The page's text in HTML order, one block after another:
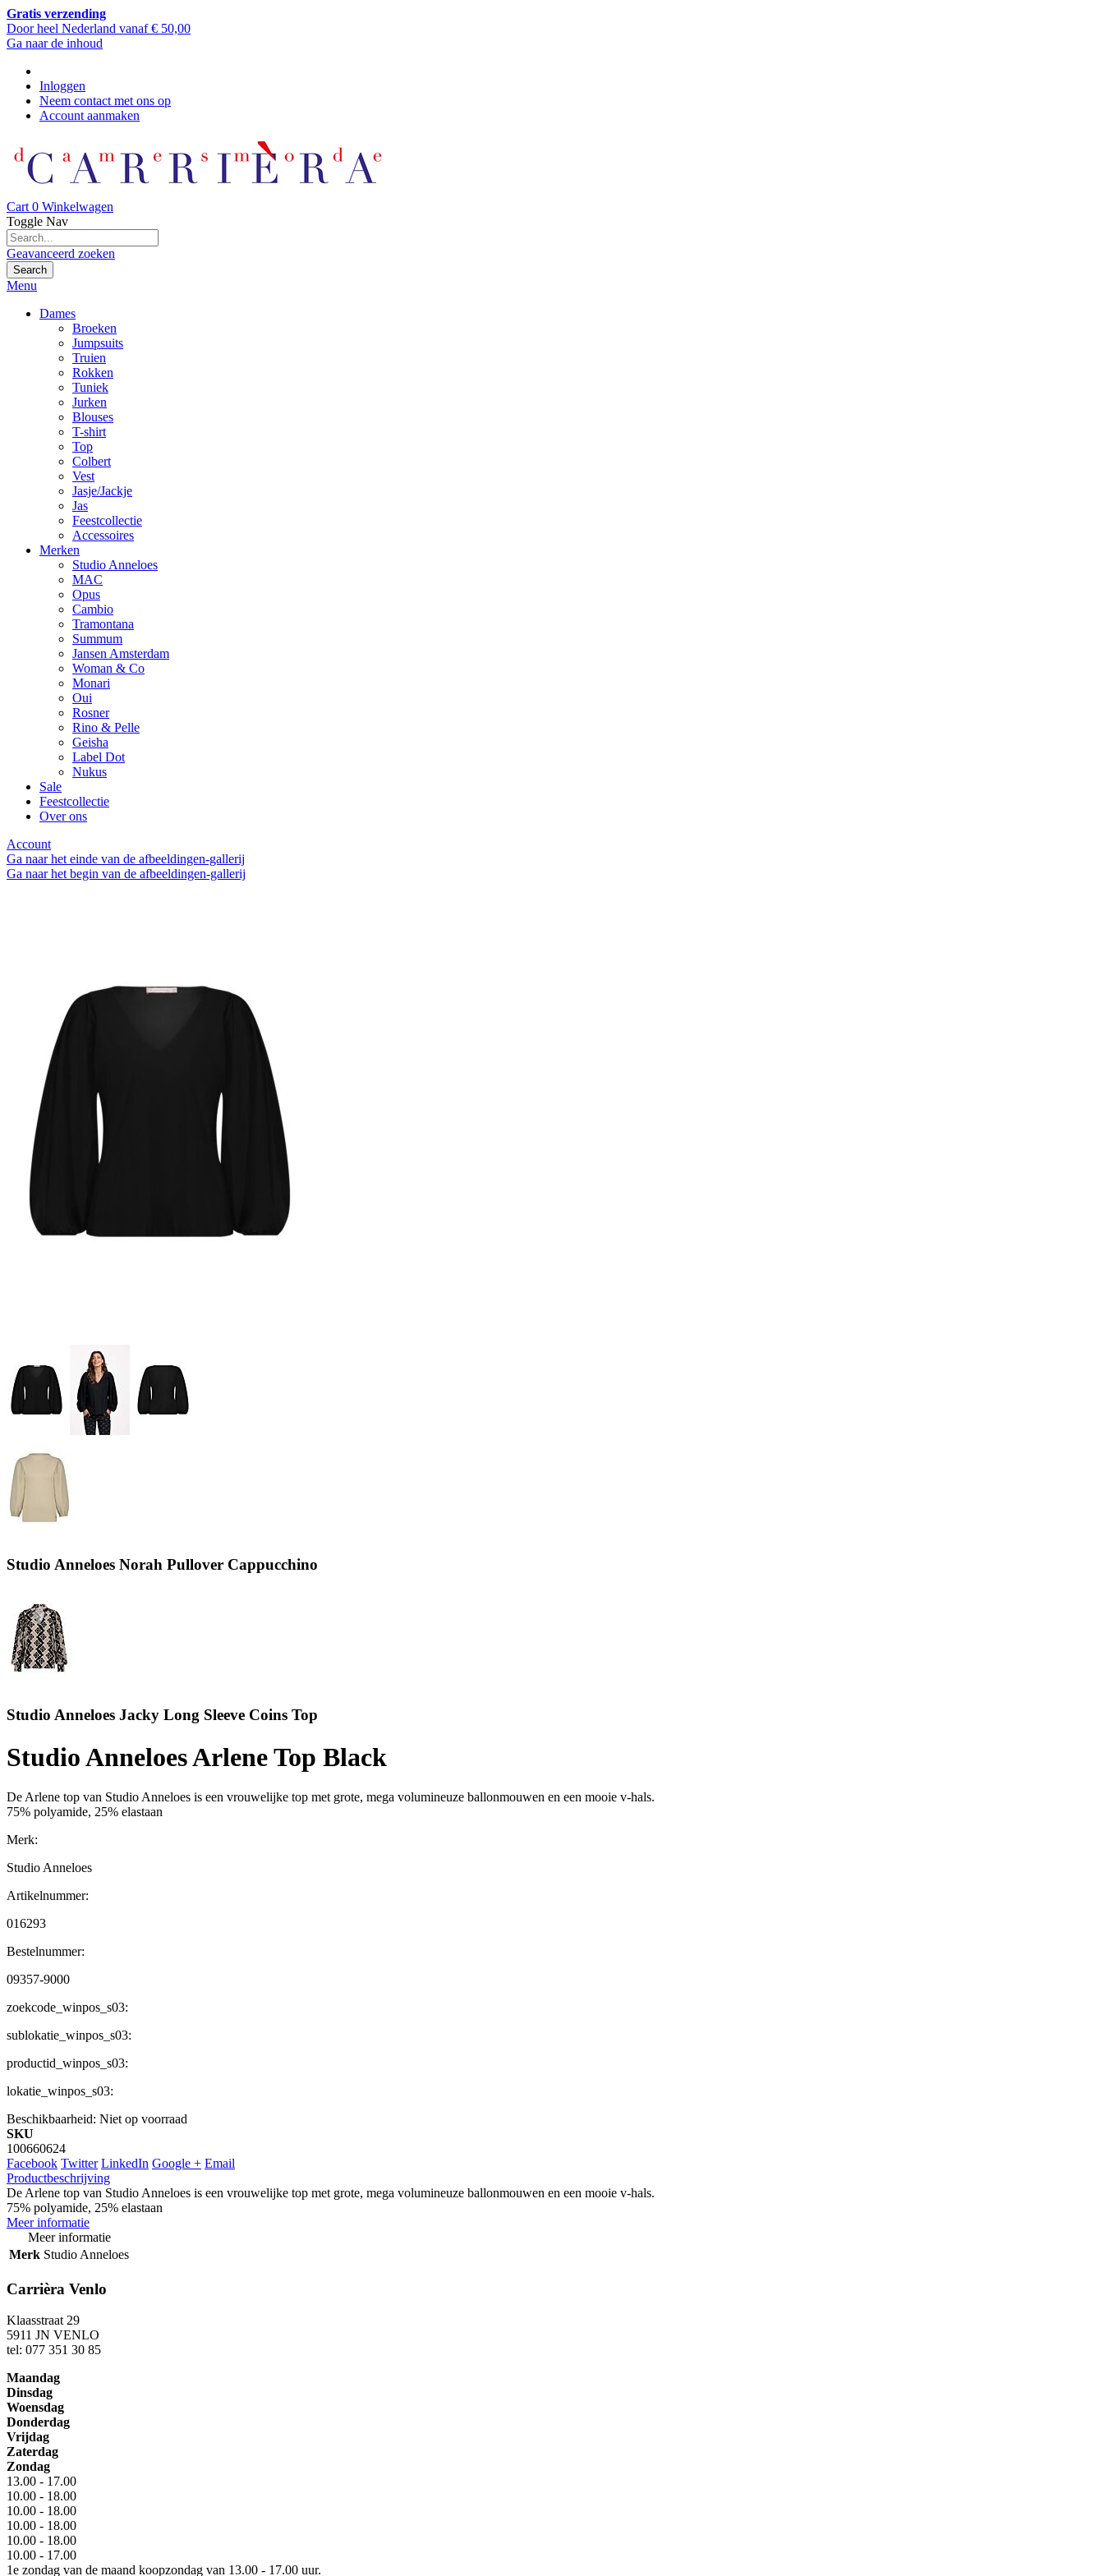
Gratis verzending
Door heel Nederland vanaf € 50,00
Ga naar de inhoud
Inloggen
Neem contact met ons op
Account aanmaken
Cart 0 Winkelwagen
Toggle Nav
Geavanceerd zoeken
Search
Menu
Dames
Broeken
Jumpsuits
Truien
Rokken
Tuniek
Jurken
Blouses
T-shirt
Top
Colbert
Vest
Jasje/Jackje
Jas
Feestcollectie
Accessoires
Merken
Studio Anneloes
MAC
Opus
Cambio
Tramontana
Summum
Jansen Amsterdam
Woman & Co
Monari
Oui
Rosner
Rino & Pelle
Geisha
Label Dot
Nukus
Sale
Feestcollectie
Over ons
Account
Ga naar het einde van de afbeeldingen-gallerij
Ga naar het begin van de afbeeldingen-gallerij
Studio Anneloes Norah Pullover Cappucchino
Studio Anneloes Jacky Long Sleeve Coins Top
Studio Anneloes Arlene Top Black
De Arlene top van Studio Anneloes is een vrouwelijke top met grote, mega volumineuze ballonmouwen en een mooie v-hals.
75% polyamide, 25% elastaan
Merk:
Studio Anneloes
Artikelnummer:
016293
Bestelnummer:
09357-9000
zoekcode_winpos_s03:
sublokatie_winpos_s03:
productid_winpos_s03:
lokatie_winpos_s03:
Beschikbaarheid: Niet op voorraad
SKU
100660624
Facebook Twitter LinkedIn Google + Email
Productbeschrijving
De Arlene top van Studio Anneloes is een vrouwelijke top met grote, mega volumineuze ballonmouwen en een mooie v-hals.
75% polyamide, 25% elastaan
Meer informatie
Meer informatie
Merk Studio Anneloes
Carrièra Venlo
Klaasstraat 29
5911 JN VENLO
tel: 077 351 30 85
Maandag
Dinsdag
Woensdag
Donderdag
Vrijdag
Zaterdag
Zondag
13.00 - 17.00
10.00 - 18.00
10.00 - 18.00
10.00 - 18.00
10.00 - 18.00
10.00 - 17.00
1e zondag van de maand koopzondag van 13.00 - 17.00 uur.